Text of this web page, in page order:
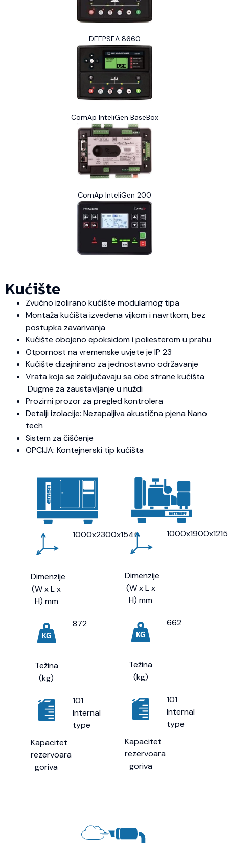
DEEPSEA 8660
ComAp InteliGen BaseBox
ComAp InteliGen 200
Kućište
Zvučno izolirano kućište modularnog tipa
Montaža kućišta izvedena vijkom i navrtkom, bez
postupka zavarivanja
Kućište obojeno epoksidom i poliesterom u prahu
Otpornost na vremenske uvjete je IP 23
Kućište dizajnirano za jednostavno održavanje
Vrata koja se zaključavaju sa obe strane kućišta
Dugme za zaustavljanje u nuždi
Prozirni prozor za pregled kontrolera
Detalji izolacije: Nezapaljiva akustična pjena Nano
tech
Sistem za čišćenje
OPCIJA: Kontejnerski tip kućišta
Dimenzije
(W x L x
H) mm
1000x2300x1545
Težina
(kg)
872
Kapacitet
rezervoara
goriva
101
Internal
type
Dimenzije
(W x L x
H) mm
1000x1900x1215
Težina
(kg)
662
Kapacitet
rezervoara
goriva
101
Internal
type